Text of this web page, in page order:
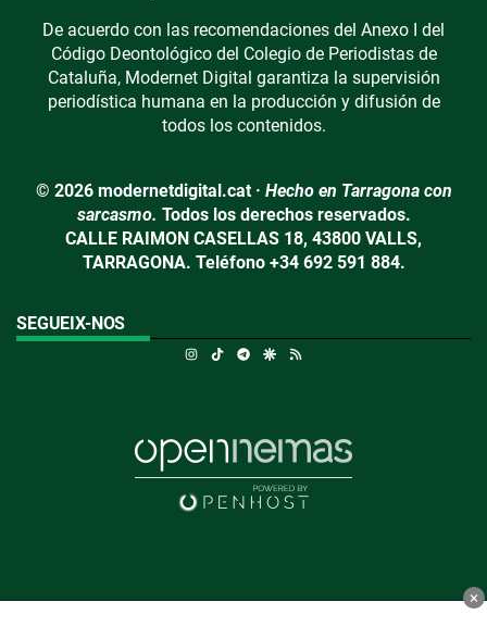
De acuerdo con las recomendaciones del Anexo I del
Código Deontológico del Colegio de Periodistas de
Cataluña, Modernet Digital garantiza la supervisión
periodística humana en la producción y difusión de
todos los contenidos.
© 2026 modernetdigital.cat · Hecho en Tarragona con
sarcasmo. Todos los derechos reservados.
CALLE RAIMON CASELLAS 18, 43800 VALLS,
TARRAGONA. Teléfono +34 692 591 884.
SEGUEIX-NOS
Instagram
TikTokTelegramGoogle Discover
×